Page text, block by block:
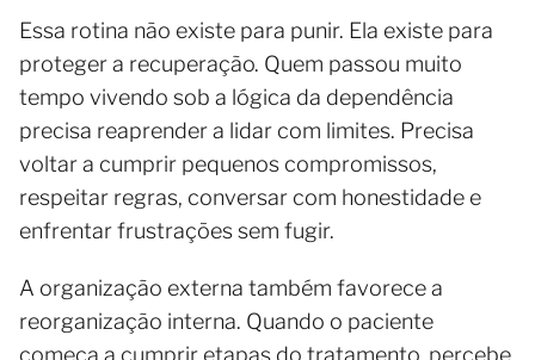
Essa rotina não existe para punir. Ela existe para
proteger a recuperação. Quem passou muito
tempo vivendo sob a lógica da dependência
precisa reaprender a lidar com limites. Precisa
voltar a cumprir pequenos compromissos,
respeitar regras, conversar com honestidade e
enfrentar frustrações sem fugir.
A organização externa também favorece a
reorganização interna. Quando o paciente
começa a cumprir etapas do tratamento, percebe